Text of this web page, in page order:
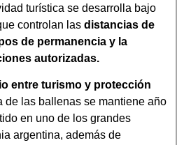
turística se desarrolla bajo
controlan las distancias de
de permanencia y la
autorizadas.
entre turismo y protección
de las ballenas se mantiene año
en uno de los grandes
argentina, además de